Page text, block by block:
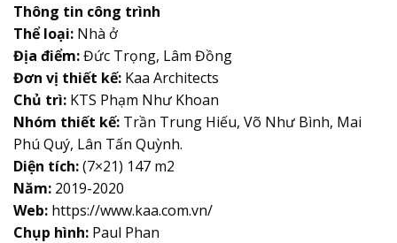
Thông tin công trình
Thể loại: Nhà ở
Địa điểm:Đức Trọng, Lâm Đồng
Đơn vị thiết kế: Kaa Architects
Chủ trì: KTS Phạm Như Khoan
Nhóm thiết kế: Trần Trung Hiếu, Võ Như Bình, Mai
Phú Quý, Lân Tấn Quỳnh.
Diện tích:(7×21) 147 m2
Năm: 2019-2020
Web: https://www.kaa.com.vn/
Chụp hình: Paul Phan